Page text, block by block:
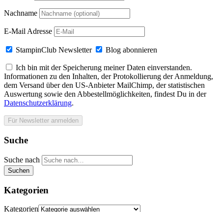
Nachname
E-Mail Adresse
StampinClub Newsletter Blog abonnieren
Ich bin mit der Speicherung meiner Daten einverstanden.
Informationen zu den Inhalten, der Protokollierung der Anmeldung,
dem Versand über den US-Anbieter MailChimp, der statistischen
Auswertung sowie den Abbestellmöglichkeiten, findest Du in der
Datenschutzerklärung.
Suche
Suche nach
Suchen
Kategorien
Kategorien